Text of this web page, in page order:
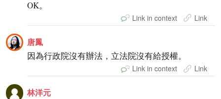
OK。
Link in context Link
唐鳳
因為行政院沒有辦法，立法院沒有給授權。
Link in context Link
林洋元